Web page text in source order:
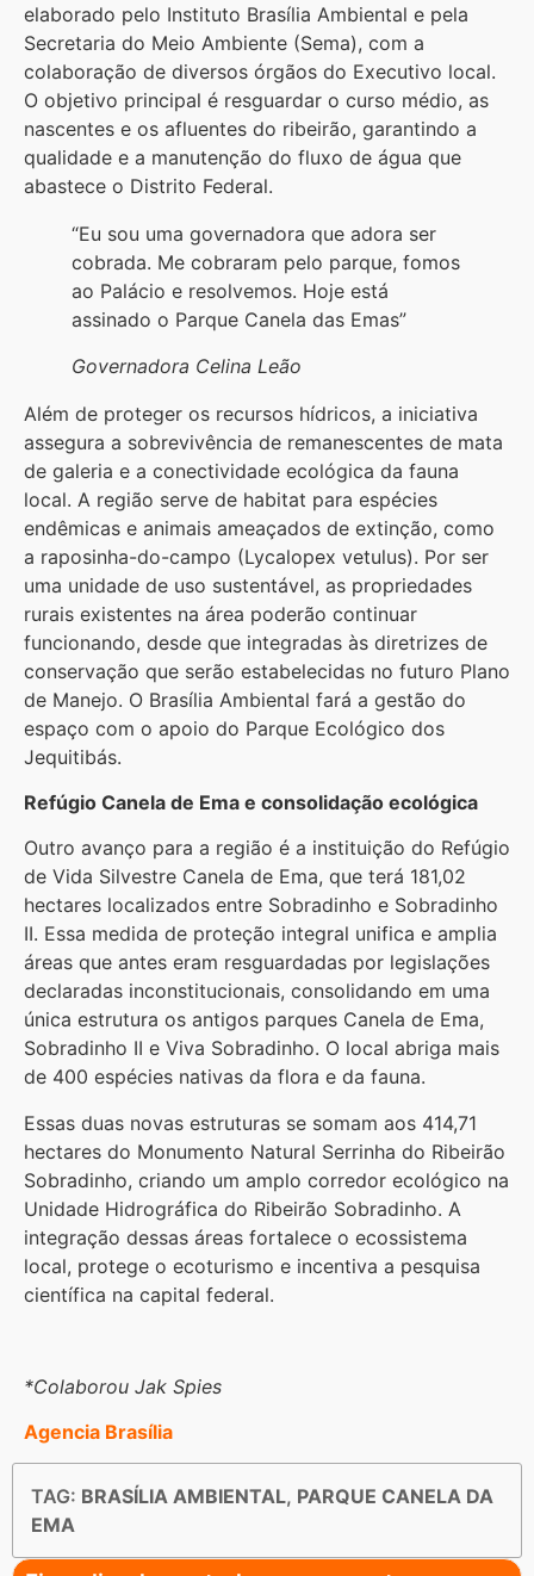
elaborado pelo Instituto Brasília Ambiental e pela
Secretaria do Meio Ambiente (Sema), com a
colaboração de diversos órgãos do Executivo local.
O objetivo principal é resguardar o curso médio, as
nascentes e os afluentes do ribeirão, garantindo a
qualidade e a manutenção do fluxo de água que
abastece o Distrito Federal.
“Eu sou uma governadora que adora ser
cobrada. Me cobraram pelo parque, fomos
ao Palácio e resolvemos. Hoje está
assinado o Parque Canela das Emas”
Governadora Celina Leão
Além de proteger os recursos hídricos, a iniciativa
assegura a sobrevivência de remanescentes de mata
de galeria e a conectividade ecológica da fauna
local. A região serve de habitat para espécies
endêmicas e animais ameaçados de extinção, como
a raposinha-do-campo (Lycalopex vetulus). Por ser
uma unidade de uso sustentável, as propriedades
rurais existentes na área poderão continuar
funcionando, desde que integradas às diretrizes de
conservação que serão estabelecidas no futuro Plano
de Manejo. O Brasília Ambiental fará a gestão do
espaço com o apoio do Parque Ecológico dos
Jequitibás.
Refúgio Canela de Ema e consolidação ecológica
Outro avanço para a região é a instituição do Refúgio
de Vida Silvestre Canela de Ema, que terá 181,02
hectares localizados entre Sobradinho e Sobradinho
II. Essa medida de proteção integral unifica e amplia
áreas que antes eram resguardadas por legislações
declaradas inconstitucionais, consolidando em uma
única estrutura os antigos parques Canela de Ema,
Sobradinho II e Viva Sobradinho. O local abriga mais
de 400 espécies nativas da flora e da fauna.
Essas duas novas estruturas se somam aos 414,71
hectares do Monumento Natural Serrinha do Ribeirão
Sobradinho, criando um amplo corredor ecológico na
Unidade Hidrográfica do Ribeirão Sobradinho. A
integração dessas áreas fortalece o ecossistema
local, protege o ecoturismo e incentiva a pesquisa
científica na capital federal.
*Colaborou Jak Spies
Agencia Brasília
TAG: BRASÍLIA AMBIENTAL, PARQUE CANELA DA
EMA